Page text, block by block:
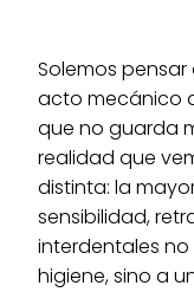
Solemos
acto mecánico
que no guarda
realidad que
distinta: la
sensibilidad,
interdentales
higiene, sino a